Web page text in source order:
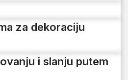
za dekoraciju
i slanju putem